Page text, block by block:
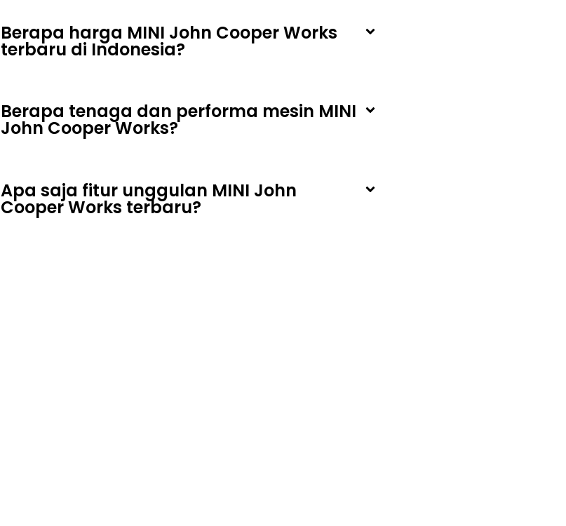
Berapa harga MINI John Cooper Works
terbaru di Indonesia?
Berapa tenaga dan performa mesin MINI
John Cooper Works?
Apa saja fitur unggulan MINI John
Cooper Works terbaru?